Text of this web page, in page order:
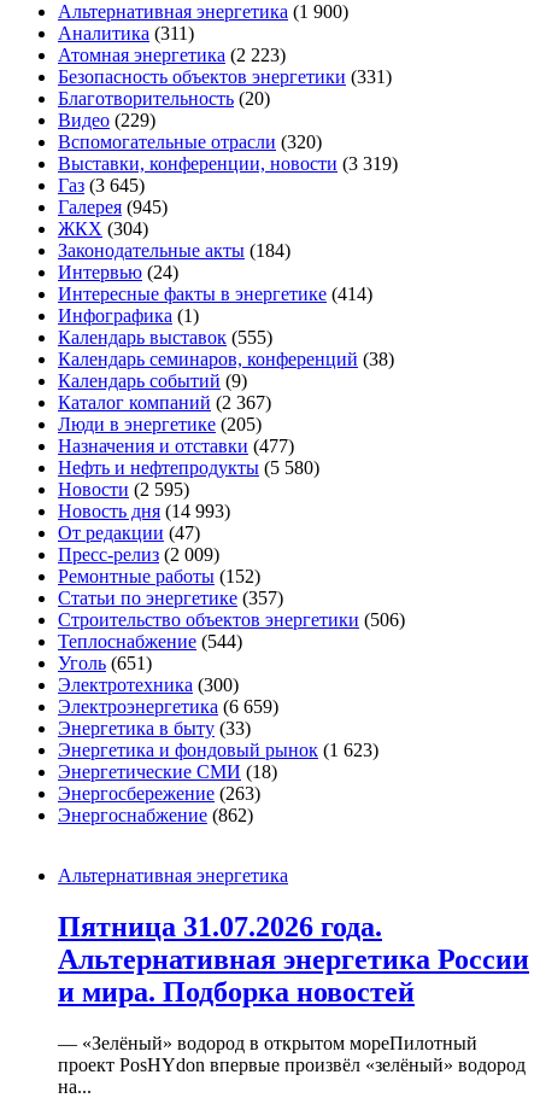
Альтернативная энергетика (1 900)
Аналитика (311)
Атомная энергетика (2 223)
Безопасность объектов энергетики (331)
Благотворительность (20)
Видео (229)
Вспомогательные отрасли (320)
Выставки, конференции, новости (3 319)
Газ (3 645)
Галерея (945)
ЖКХ (304)
Законодательные акты (184)
Интервью (24)
Интересные факты в энергетике (414)
Инфографика (1)
Календарь выставок (555)
Календарь семинаров, конференций (38)
Календарь событий (9)
Каталог компаний (2 367)
Люди в энергетике (205)
Назначения и отставки (477)
Нефть и нефтепродукты (5 580)
Новости (2 595)
Новость дня (14 993)
От редакции (47)
Пресс-релиз (2 009)
Ремонтные работы (152)
Статьи по энергетике (357)
Строительство объектов энергетики (506)
Теплоснабжение (544)
Уголь (651)
Электротехника (300)
Электроэнергетика (6 659)
Энергетика в быту (33)
Энергетика и фондовый рынок (1 623)
Энергетические СМИ (18)
Энергосбережение (263)
Энергоснабжение (862)
Альтернативная энергетика
Пятница 31.07.2026 года.
Альтернативная энергетика России
и мира. Подборка новостей
— «Зелёный» водород в открытом мореПилотный
проект PosHYdon впервые произвёл «зелёный» водород
на...